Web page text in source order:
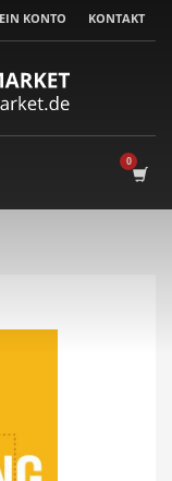
KONTO KONTAKT